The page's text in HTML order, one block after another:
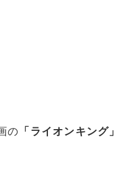
の 「ライオンキング」